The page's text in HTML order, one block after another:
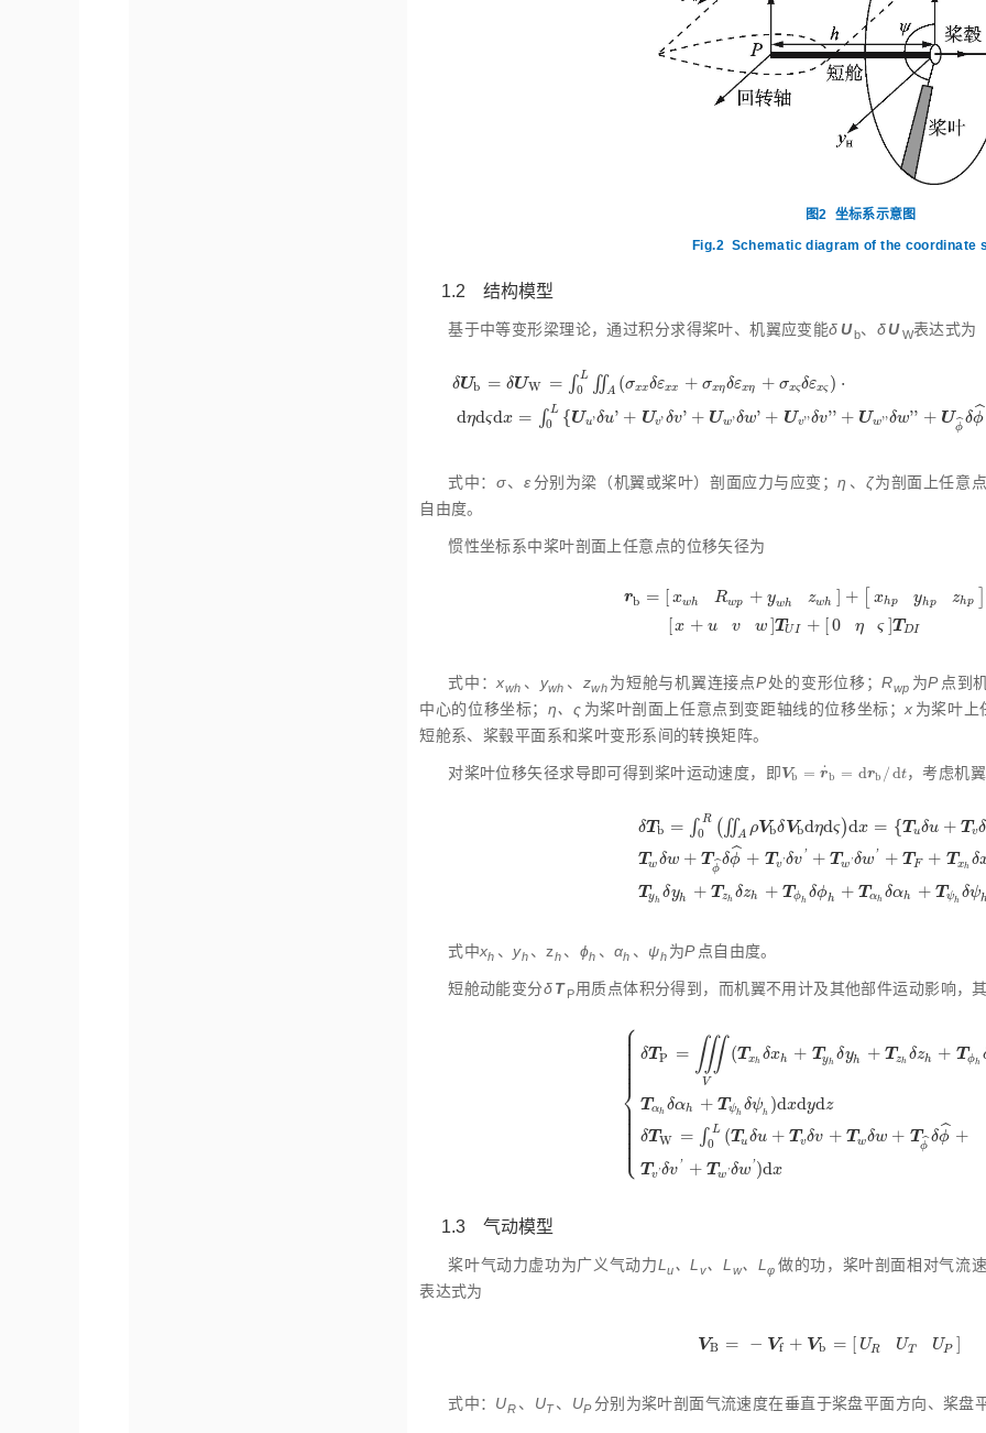
图2
坐标系示意图
Fig.2 Schematic diagram of the coordinate
1.2 结构模型
基于中等变形梁理论，通过积分求得桨叶、机翼应变能δUb、 δUW表达式为
δUb = δUW = ∫ L
0 ∬A (σxxδεxx + σxηδεxη + σxςδεxς ) ⋅
dηdςdx = ∫ L
0 {Uu'δu' + Uv'δv' + Uw'δw' + Uv''δv'' + Uw''δw'' + U
ϕ
ˆδϕ
ˆ
U b= δU ∫0L ∬A (σ x δ εxx + σx η δεx η+ σ ς δεx ) dη d ςd =∫ LUu 'δu +U
式中： σ、ε 分别为梁（机翼或桨叶）剖面应力与应变；η 、 ζ为剖面上任意
自由度。
惯性坐标系中桨叶剖面上任意点的位移矢径为
rb = [ xwh Rwp + ywh zwh ] + xhp yhp zhp
[x + u v w ]TU I + [0 η ς ]TDI
b= wh Rw yw wh+ py h h TP + x +
式中：xwh 、 ywh 、 zwh 为短舱与机翼连接点P处的变形位移；Rwp 为P 点到
中心的位移坐标； η、ς 为桨叶剖面上任意点到变距轴线的位移坐标；x 为桨叶上
短舱系、桨毂平面系和桨叶变形系间的转换矩阵。
对桨叶位移矢径求导即可得到桨叶运动速度，即 Vb = r
˙b = drb /dt
Vb =r ˙b= dr b/dt ，考虑机
δTb = ∫ R
0 ( ∬A ρVbδ Vbdηdς)dx = {T uδu + Tvδ
Tw δw + T
ϕ
ˆδϕ
ˆ + T v' δv' + Tw ' δw' + TF + T xh δ
Tyh
δyh + Tzh δzh + T ϕh
δϕh + Tαh δαh + Tψh
δψh
δTb=∫ 0R∬Aρ Vb δVbd ηd ςdx=Tu δu+T vδ v+Tw
式中xh 、 yh 、zh 、 ϕh 、 αh 、 ψh 为P 点自由度。
短舱动能变分δT P用质点体积分得到，而机翼不用计及其他部件运动影响，
⎧
⎩
⎨
⎪
⎪
⎪⎪⎪⎪⎪⎪⎪
⎪⎪⎪⎪⎪⎪⎪⎪⎪
δTP = ∭
V
(T xh δxh + Tyh
δyh + Tzh δzh + T ϕh
Tαh δαh + Tψh
δψ
h )dxdydz
δTW = ∫ L
0 (Tu δu + Tvδv + T wδw + T
ϕˆδϕ
ˆ +
Tv' δv' + Tw' δw' )dx
δ TP=∭V Txhδxh+Tyhδyh+
1.3 气动模型
桨叶气动力虚功为广义气动力L u、L v、L w、L φ 做的功，桨叶剖面相对气流
表达式为
VB = − Vf + Vb = [ UR UT UP ]
VB =-Vf+Vb =U RUT UP
式中： UR 、 UT 、 UP 分别为桨叶剖面气流速度在垂直于桨盘平面方向、桨盘